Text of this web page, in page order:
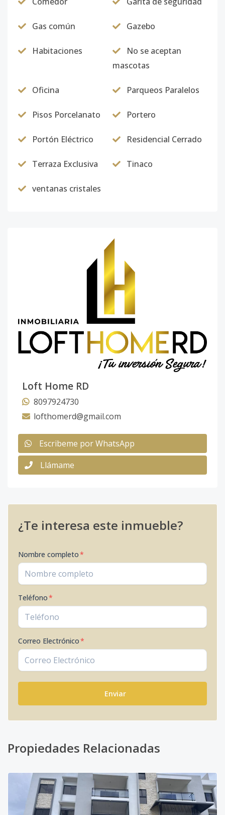
Gas común Gazebo
Habitaciones
No se aceptan
mascotas
Oficina Parqueos Paralelos
Pisos Porcelanato Portero
Portón Eléctrico Residencial Cerrado
Terraza Exclusiva Tinaco
ventanas cristales
Loft Home RD
8097924730
lofthomerd@gmail.com
Escribeme por WhatsApp
Llámame
¿Te interesa este inmueble?
Nombre completo*
Teléfono*
Correo Electrónico*
Enviar
Propiedades Relacionadas